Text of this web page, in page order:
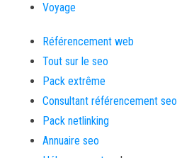
Voyage
Référencement web
Tout sur le seo
Pack extrême
Consultant référencement seo
Pack netlinking
Annuaire seo